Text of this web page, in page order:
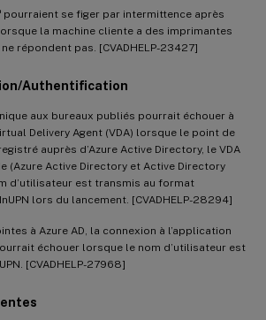
pourraient se figer par intermittence après
la machine cliente a des imprimantes
répondent pas. [CVADHELP-23427]
Authentification
aux bureaux publiés pourrait échouer à
Delivery Agent (VDA) lorsque le point de
auprès d’Azure Active Directory, le VDA
(Azure Active Directory et Active Directory
d’utilisateur est transmis au format
lors du lancement. [CVADHELP-28294]
à Azure AD, la connexion à l’application
échouer lorsque le nom d’utilisateur est
[CVADHELP-27968]